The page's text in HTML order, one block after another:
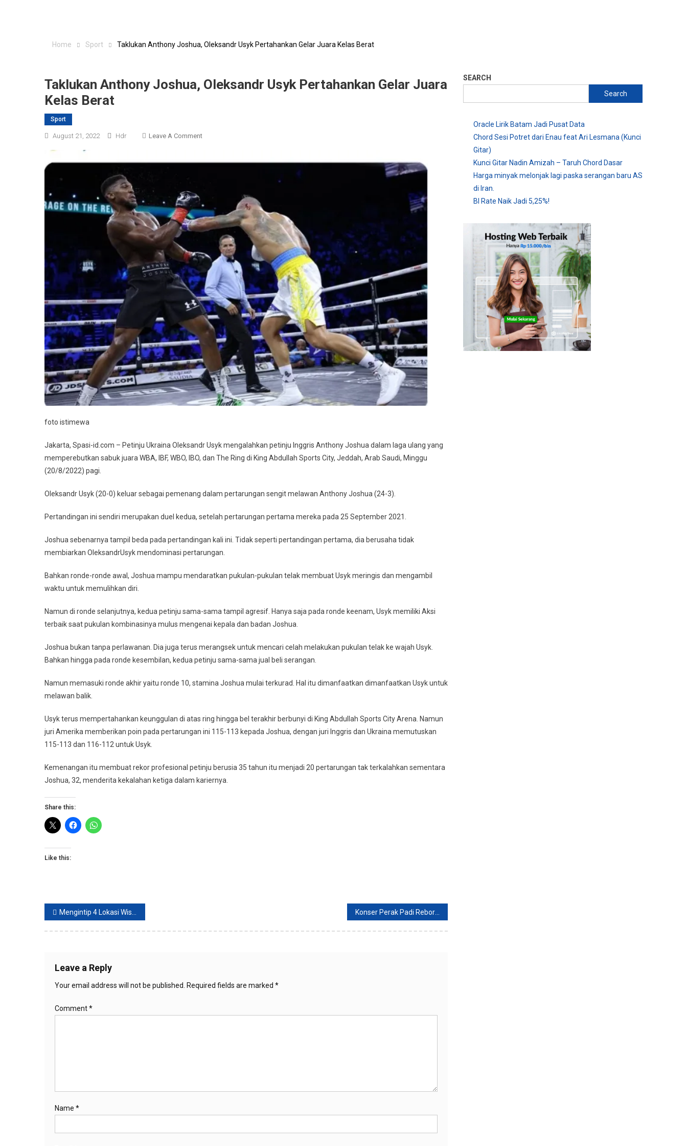
Home Sport Taklukan Anthony Joshua, Oleksandr Usyk Pertahankan Gelar Juara Kelas Berat
Taklukan Anthony Joshua, Oleksandr Usyk Pertahankan Gelar Juara
Kelas Berat
Sport
August 21, 2022 Hdr Leave A CommentOn
Pertahankan
Gelar
Juara
Berat
foto istimewa
Jakarta, Spasi-id.com – Petinju Ukraina Oleksandr Usyk mengalahkan petinju Inggris Anthony Joshua dalam laga ulang yang
memperebutkan sabuk juara WBA, IBF, WBO, IBO, dan The Ring di King Abdullah Sports City, Jeddah, Arab Saudi, Minggu
(20/8/2022) pagi.
Oleksandr Usyk (20-0) keluar sebagai pemenang dalam pertarungan sengit melawan Anthony Joshua (24-3).
Pertandingan ini sendiri merupakan duel kedua, setelah pertarungan pertama mereka pada 25 September 2021.
Joshua sebenarnya tampil beda pada pertandingan kali ini. Tidak seperti pertandingan pertama, dia berusaha tidak
membiarkan OleksandrUsyk mendominasi pertarungan.
Bahkan ronde-ronde awal, Joshua mampu mendaratkan pukulan-pukulan telak membuat Usyk meringis dan mengambil
waktu untuk memulihkan diri.
Namun di ronde selanjutnya, kedua petinju sama-sama tampil agresif. Hanya saja pada ronde keenam, Usyk memiliki Aksi
terbaik saat pukulan kombinasinya mulus mengenai kepala dan badan Joshua.
Joshua bukan tanpa perlawanan. Dia juga terus merangsek untuk mencari celah melakukan pukulan telak ke wajah Usyk.
Bahkan hingga pada ronde kesembilan, kedua petinju sama-sama jual beli serangan.
Namun memasuki ronde akhir yaitu ronde 10, stamina Joshua mulai terkurad. Hal itu dimanfaatkan dimanfaatkan Usyk untuk
melawan balik.
Usyk terus mempertahankan keunggulan di atas ring hingga bel terakhir berbunyi di King Abdullah Sports City Arena. Namun
juri Amerika memberikan poin pada pertarungan ini 115-113 kepada Joshua, dengan juri Inggris dan Ukraina memutuskan
115-113 dan 116-112 untuk Usyk.
Kemenangan itu membuat rekor profesional petinju berusia 35 tahun itu menjadi 20 pertarungan tak terkalahkan sementara
Joshua, 32, menderita kekalahan ketiga dalam kariernya.
Share this:
Like this:
Post
navigation
Mengintip 4 Lokasi Wisata di Puncak Konser Perak Padi Reborn, Menghapus Kerinduan Akibat Vakum Selama 7 Tahun
Leave a Reply
Your email address will not be published. Required fields are marked *
Comment*
Name *
SEARCH
Search
Oracle Lirik Batam Jadi Pusat Data
Chord Sesi Potret dari Enau feat Ari Lesmana (Kunci
Gitar)
Kunci Gitar Nadin Amizah – Taruh Chord Dasar
Harga minyak melonjak lagi paska serangan baru AS
di Iran.
BI Rate Naik Jadi 5,25%!